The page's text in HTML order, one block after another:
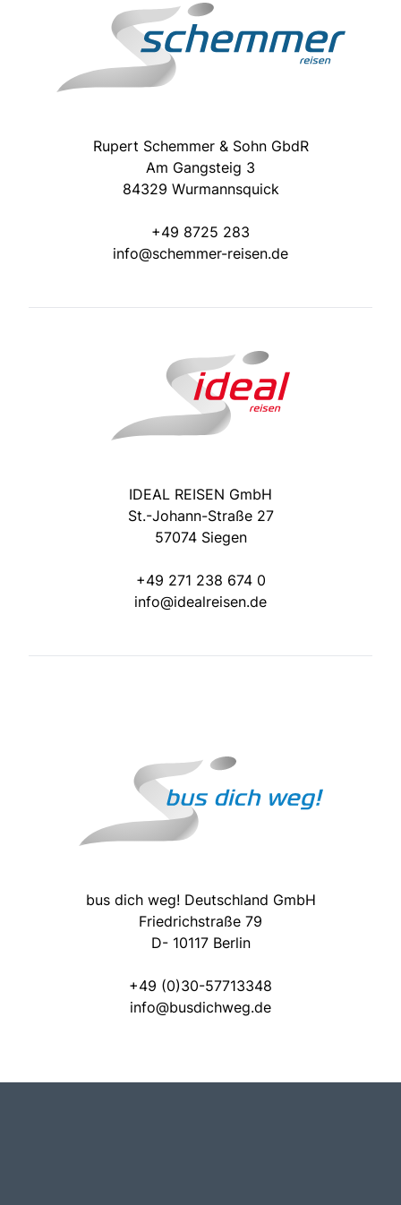
Rupert Schemmer & Sohn GbdR
Am Gangsteig 3
84329 Wurmannsquick
+49 8725 283
info@schemmer-reisen.de
IDEAL REISEN GmbH
St.-Johann-Straße 27
57074 Siegen
+49 271 238 674 0
info@idealreisen.de
bus dich weg! Deutschland GmbH
Friedrichstraße 79
D- 10117 Berlin
+49 (0)30-57713348
info@busdichweg.de